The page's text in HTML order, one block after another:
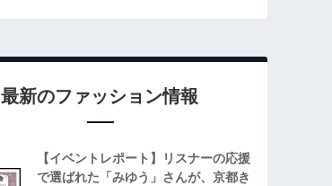
最新のファッション情報
【イベントレポート】リスナーの応援
で選ばれた「みゆう」さんが、京都き